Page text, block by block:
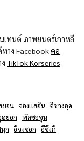
ทนต์ ภาพยนตร์เกาหลี
าง Facebook คอ
TikTok Korseries
ยอน จองแฮอิน จีชางอุค
ยอก พัคซอจุน
ก อีจงซอก อีซึงกิ